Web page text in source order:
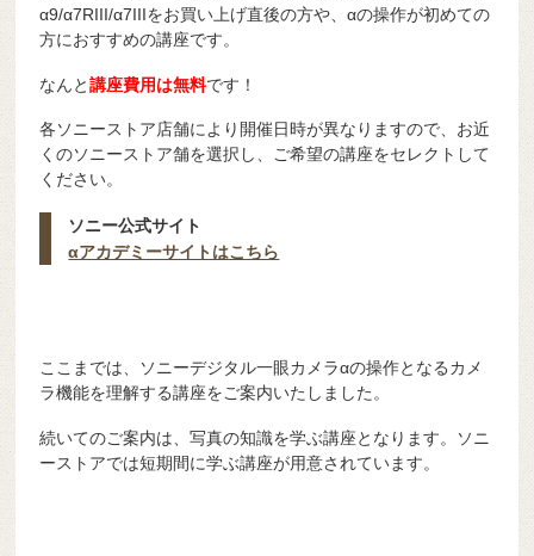
α9/α7RIII/α7IIIをお買い上げ直後の方や、αの操作が初めての
方におすすめの講座です。
なんと講座費用は無料です！
各ソニーストア店舗により開催日時が異なりますので、お近
くのソニーストア舗を選択し、ご希望の講座をセレクトして
ください。
ソニー公式サイト
αアカデミーサイトはこちら
ここまでは、ソニーデジタル一眼カメラαの操作となるカメ
ラ機能を理解する講座をご案内いたしました。
続いてのご案内は、写真の知識を学ぶ講座となります。ソニ
ーストアでは短期間に学ぶ講座が用意されています。